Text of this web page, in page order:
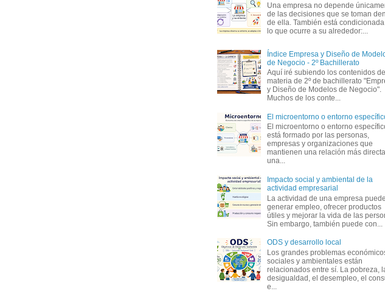
Una empresa no depende
de las decisiones que se toman
de ella. También está
lo que ocurre a su alrededor:...
Índice Empresa y Diseño de
de Negocio - 2º Bachillerato
Aquí iré subiendo los contenidos
materia de 2º de bachillerato
y Diseño de Modelos de Negocio".
Muchos de los conte...
El microentorno o entorno
El microentorno o entorno
está formado por las personas,
empresas y organizaciones que
mantienen una relación más
una...
Impacto social y ambiental de la
actividad empresarial
La actividad de una empresa puede
generar empleo, ofrecer productos
útiles y mejorar la vida de las
Sin embargo, también puede con...
ODS y desarrollo local
Los grandes problemas
sociales y ambientales están
relacionados entre sí. La pobreza,
desigualdad, el desempleo, el
e...